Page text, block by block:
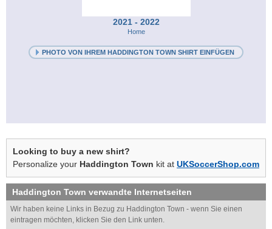
2021 - 2022
Home
PHOTO VON IHREM HADDINGTON TOWN SHIRT EINFÜGEN
Looking to buy a new shirt?
Personalize your Haddington Town kit at UKSoccerShop.com
Haddington Town verwandte Internetseiten
Wir haben keine Links in Bezug zu Haddington Town - wenn Sie einen
eintragen möchten, klicken Sie den Link unten.